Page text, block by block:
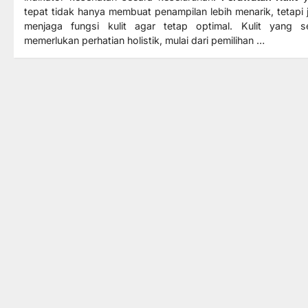
tepat tidak hanya membuat penampilan lebih menarik, tetapi
menjaga fungsi kulit agar tetap optimal. Kulit yang
memerlukan perhatian holistik, mulai dari pemilihan …